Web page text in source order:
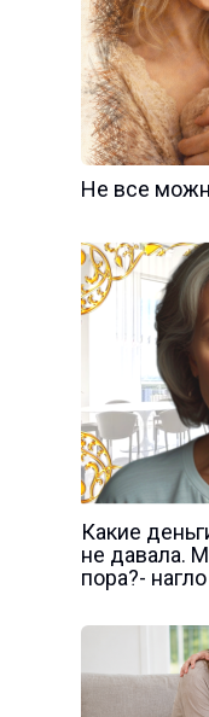
Не все
Какие
не давала.
пора?-